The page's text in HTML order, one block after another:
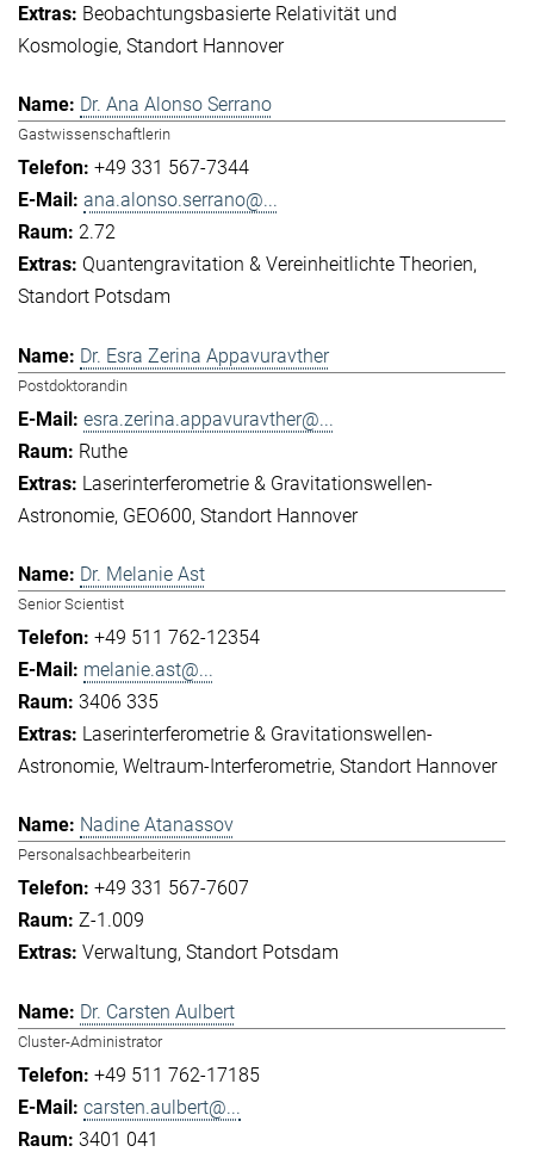
Beobachtungsbasierte Relativität und
Kosmologie Standort Hannover
Dr. Ana Alonso Serrano
Gastwissenschaftlerin
+49 331 567-7344
ana.alonso.serrano@...
2.72
Quantengravitation & Vereinheitlichte Theorien
Standort Potsdam
Dr. Esra Zerina Appavuravther
Postdoktorandin
esra.zerina.appavuravther@...
Ruthe
Laserinterferometrie & Gravitationswellen-
Astronomie GEO600 Standort Hannover
Dr. Melanie Ast
Senior Scientist
+49 511 762-12354
melanie.ast@...
3406 335
Laserinterferometrie & Gravitationswellen-
Astronomie Weltraum-Interferometrie Standort Hannover
Nadine Atanassov
Personalsachbearbeiterin
+49 331 567-7607
Z-1.009
Verwaltung Standort Potsdam
Dr. Carsten Aulbert
Cluster-Administrator
+49 511 762-17185
carsten.aulbert@...
3401 041